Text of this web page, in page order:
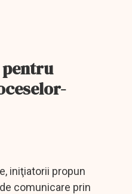
iniţiatorii propun
comunicare prin